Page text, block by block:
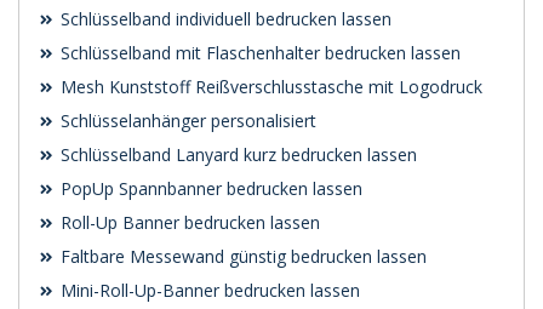
Schlüsselband individuell bedrucken lassen
Schlüsselband mit Flaschenhalter bedrucken lassen
Mesh Kunststoff Reißverschlusstasche mit Logodruck
Schlüsselanhänger personalisiert
Schlüsselband Lanyard kurz bedrucken lassen
PopUp Spannbanner bedrucken lassen
Roll-Up Banner bedrucken lassen
Faltbare Messewand günstig bedrucken lassen
Mini-Roll-Up-Banner bedrucken lassen